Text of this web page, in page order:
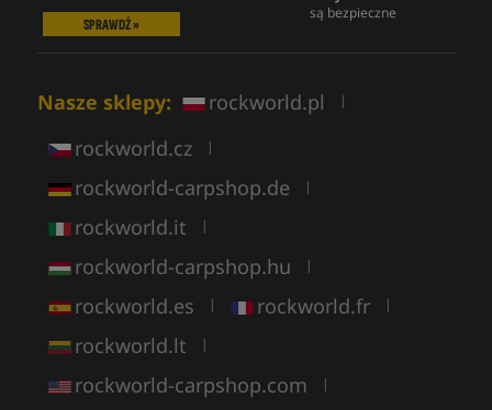
SPRAWDŹ »
są bezpieczne
Nasze sklepy: rockworld.pl |
rockworld.cz |
rockworld-carpshop.de |
rockworld.it |
rockworld-carpshop.hu |
rockworld.es | rockworld.fr |
rockworld.lt |
rockworld-carpshop.com |